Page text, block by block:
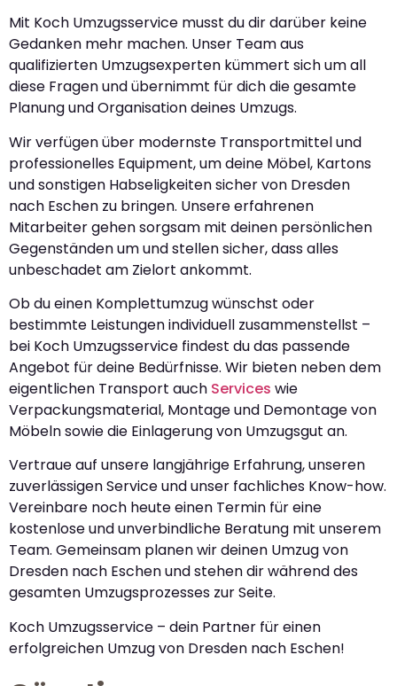
Mit Koch Umzugsservice musst du dir darüber keine
Gedanken mehr machen. Unser Team aus
qualifizierten Umzugsexperten kümmert sich um all
diese Fragen und übernimmt für dich die gesamte
Planung und Organisation deines Umzugs.
Wir verfügen über modernste Transportmittel und
professionelles Equipment, um deine Möbel, Kartons
und sonstigen Habseligkeiten sicher von Dresden
nach Eschen zu bringen. Unsere erfahrenen
Mitarbeiter gehen sorgsam mit deinen persönlichen
Gegenständen um und stellen sicher, dass alles
unbeschadet am Zielort ankommt.
Ob du einen Komplettumzug wünschst oder
bestimmte Leistungen individuell zusammenstellst –
bei Koch Umzugsservice findest du das passende
Angebot für deine Bedürfnisse. Wir bieten neben dem
eigentlichen Transport auch Services wie
Verpackungsmaterial, Montage und Demontage von
Möbeln sowie die Einlagerung von Umzugsgut an.
Vertraue auf unsere langjährige Erfahrung, unseren
zuverlässigen Service und unser fachliches Know-how.
Vereinbare noch heute einen Termin für eine
kostenlose und unverbindliche Beratung mit unserem
Team. Gemeinsam planen wir deinen Umzug von
Dresden nach Eschen und stehen dir während des
gesamten Umzugsprozesses zur Seite.
Koch Umzugsservice – dein Partner für einen
erfolgreichen Umzug von Dresden nach Eschen!